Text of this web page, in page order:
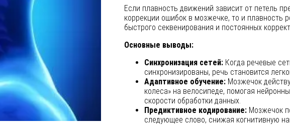
Если плавность движений зависит от петель
коррекции ошибок в мозжечке, то и плавность
быстрого секвенирования и постоянных
Основные выводы:
Синхронизация сетей:Когда речевые
синхронизированы, речь становится
Адаптивное обучение:Мозжечок
колеса» на велосипеде, помогая
скорости обработки данных.
Предиктивное кодирование:Мозжечок
следующее слово, снижая когнитивную